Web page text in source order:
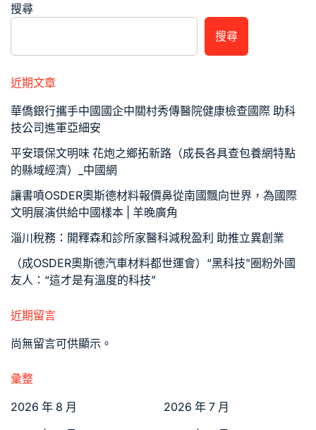
搜尋
搜尋
近期文章
華僑銀行攜手中國國企中關村秀傳醫院健康檢查國際 助科
技公司進軍亞細安
平安環保文明味 花炮之鄉拓新路（成長各具查包養網特點
的縣域經濟）_中國網
讓書噴OSDER奧斯德材料報價鼻從南國飄向世界，為國際
文明展演供給中國樣本 | 羊晚廣角
淄川稅務：開釋森和診所家醫科減稅盈利 助推立異創業
（成OSDER奧斯德汽車材料都世運會）“黑科技”圈粉外國
友人：“這才是有溫度的科技”
近期留言
尚無留言可供顯示。
彙整
2026 年 8 月
2026 年 7 月